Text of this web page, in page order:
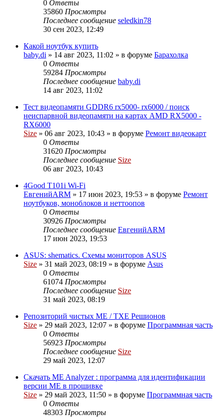
0 Ответы
35860 Просмотры
Последнее сообщение seledkin78
30 сен 2023, 12:49
Какой ноутбук купить
baby.di » 14 авг 2023, 11:02 » в форуме Барахолка
0 Ответы
59284 Просмотры
Последнее сообщение baby.di
14 авг 2023, 11:02
Тест видеопамяти GDDR6 rx5000- rx6000 / поиск
неиспарвной видеопамяти на картах AMD RX5000 -
RX6000
Size » 06 авг 2023, 10:43 » в форуме Ремонт видеокарт
0 Ответы
31620 Просмотры
Последнее сообщение Size
06 авг 2023, 10:43
4Good T101i Wi-Fi
ЕвгенийARM » 17 июн 2023, 19:53 » в форуме Ремонт
ноутбуков, моноблоков и неттоопов
0 Ответы
30926 Просмотры
Последнее сообщение ЕвгенийARM
17 июн 2023, 19:53
ASUS: shematics. Схемы мониторов ASUS
Size » 31 май 2023, 08:19 » в форуме Asus
0 Ответы
61074 Просмотры
Последнее сообщение Size
31 май 2023, 08:19
Репозиторий чистых ME / TXE Решионов
Size » 29 май 2023, 12:07 » в форуме Программная часть
0 Ответы
56923 Просмотры
Последнее сообщение Size
29 май 2023, 12:07
Скачать ME Analyzer : программа для идентификации
версии ME в прошивке
Size » 29 май 2023, 11:50 » в форуме Программная часть
0 Ответы
48303 Просмотры